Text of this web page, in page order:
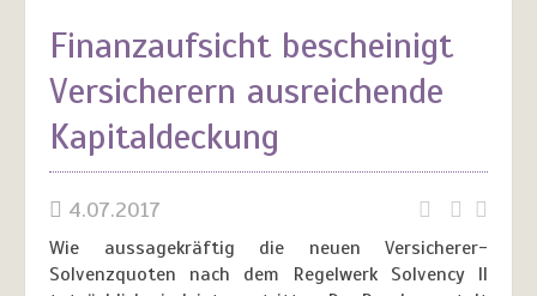
Finanzaufsicht bescheinigt
Versicherern ausreichende
Kapitaldeckung
4.07.2017
Wie aussagekräftig die neuen Versicherer-
Solvenzquoten nach dem Regelwerk Solvency II